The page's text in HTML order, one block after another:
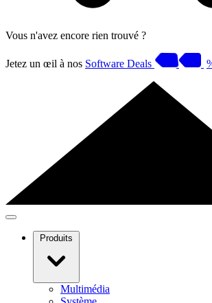
Vous n'avez encore rien trouvé ?
Jetez un œil à nos Software Deals
Produits
Multimédia